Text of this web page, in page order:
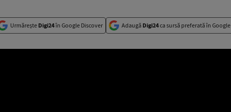
Urmărește Digi24în Google Discover Adaugă Digi24ca sursă preferată în Google